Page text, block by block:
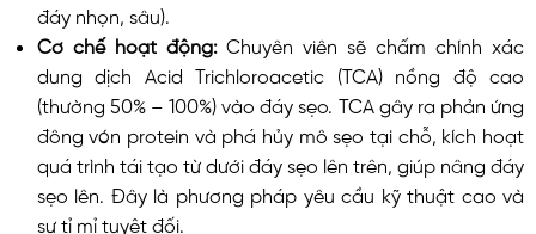
đáy nhọn, sâu).
Cơ chế hoạt động:Chuyên viên sẽ chấm chính xác
dung dịch Acid Trichloroacetic (TCA) nồng độ cao
(thường 50% – 100%) vào đáy sẹo. TCA gây ra phản ứng
đông vón protein và phá hủy mô sẹo tại chỗ, kích hoạt
quá trình tái tạo từ dưới đáy sẹo lên trên, giúp nâng đáy
sẹo lên. Đây là phương pháp yêu cầu kỹ thuật cao và
sự tỉ mỉ tuyệt đối.